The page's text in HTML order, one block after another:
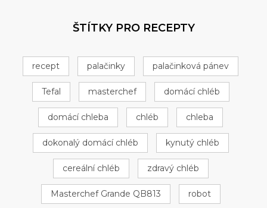
ŠTÍTKY PRO RECEPTY
recept palačinky palačinková pánev
Tefal masterchef domácí chléb
domácí chleba chléb chleba
dokonalý domácí chléb kynutý chléb
cereální chléb zdravý chléb
Masterchef Grande QB813 robot